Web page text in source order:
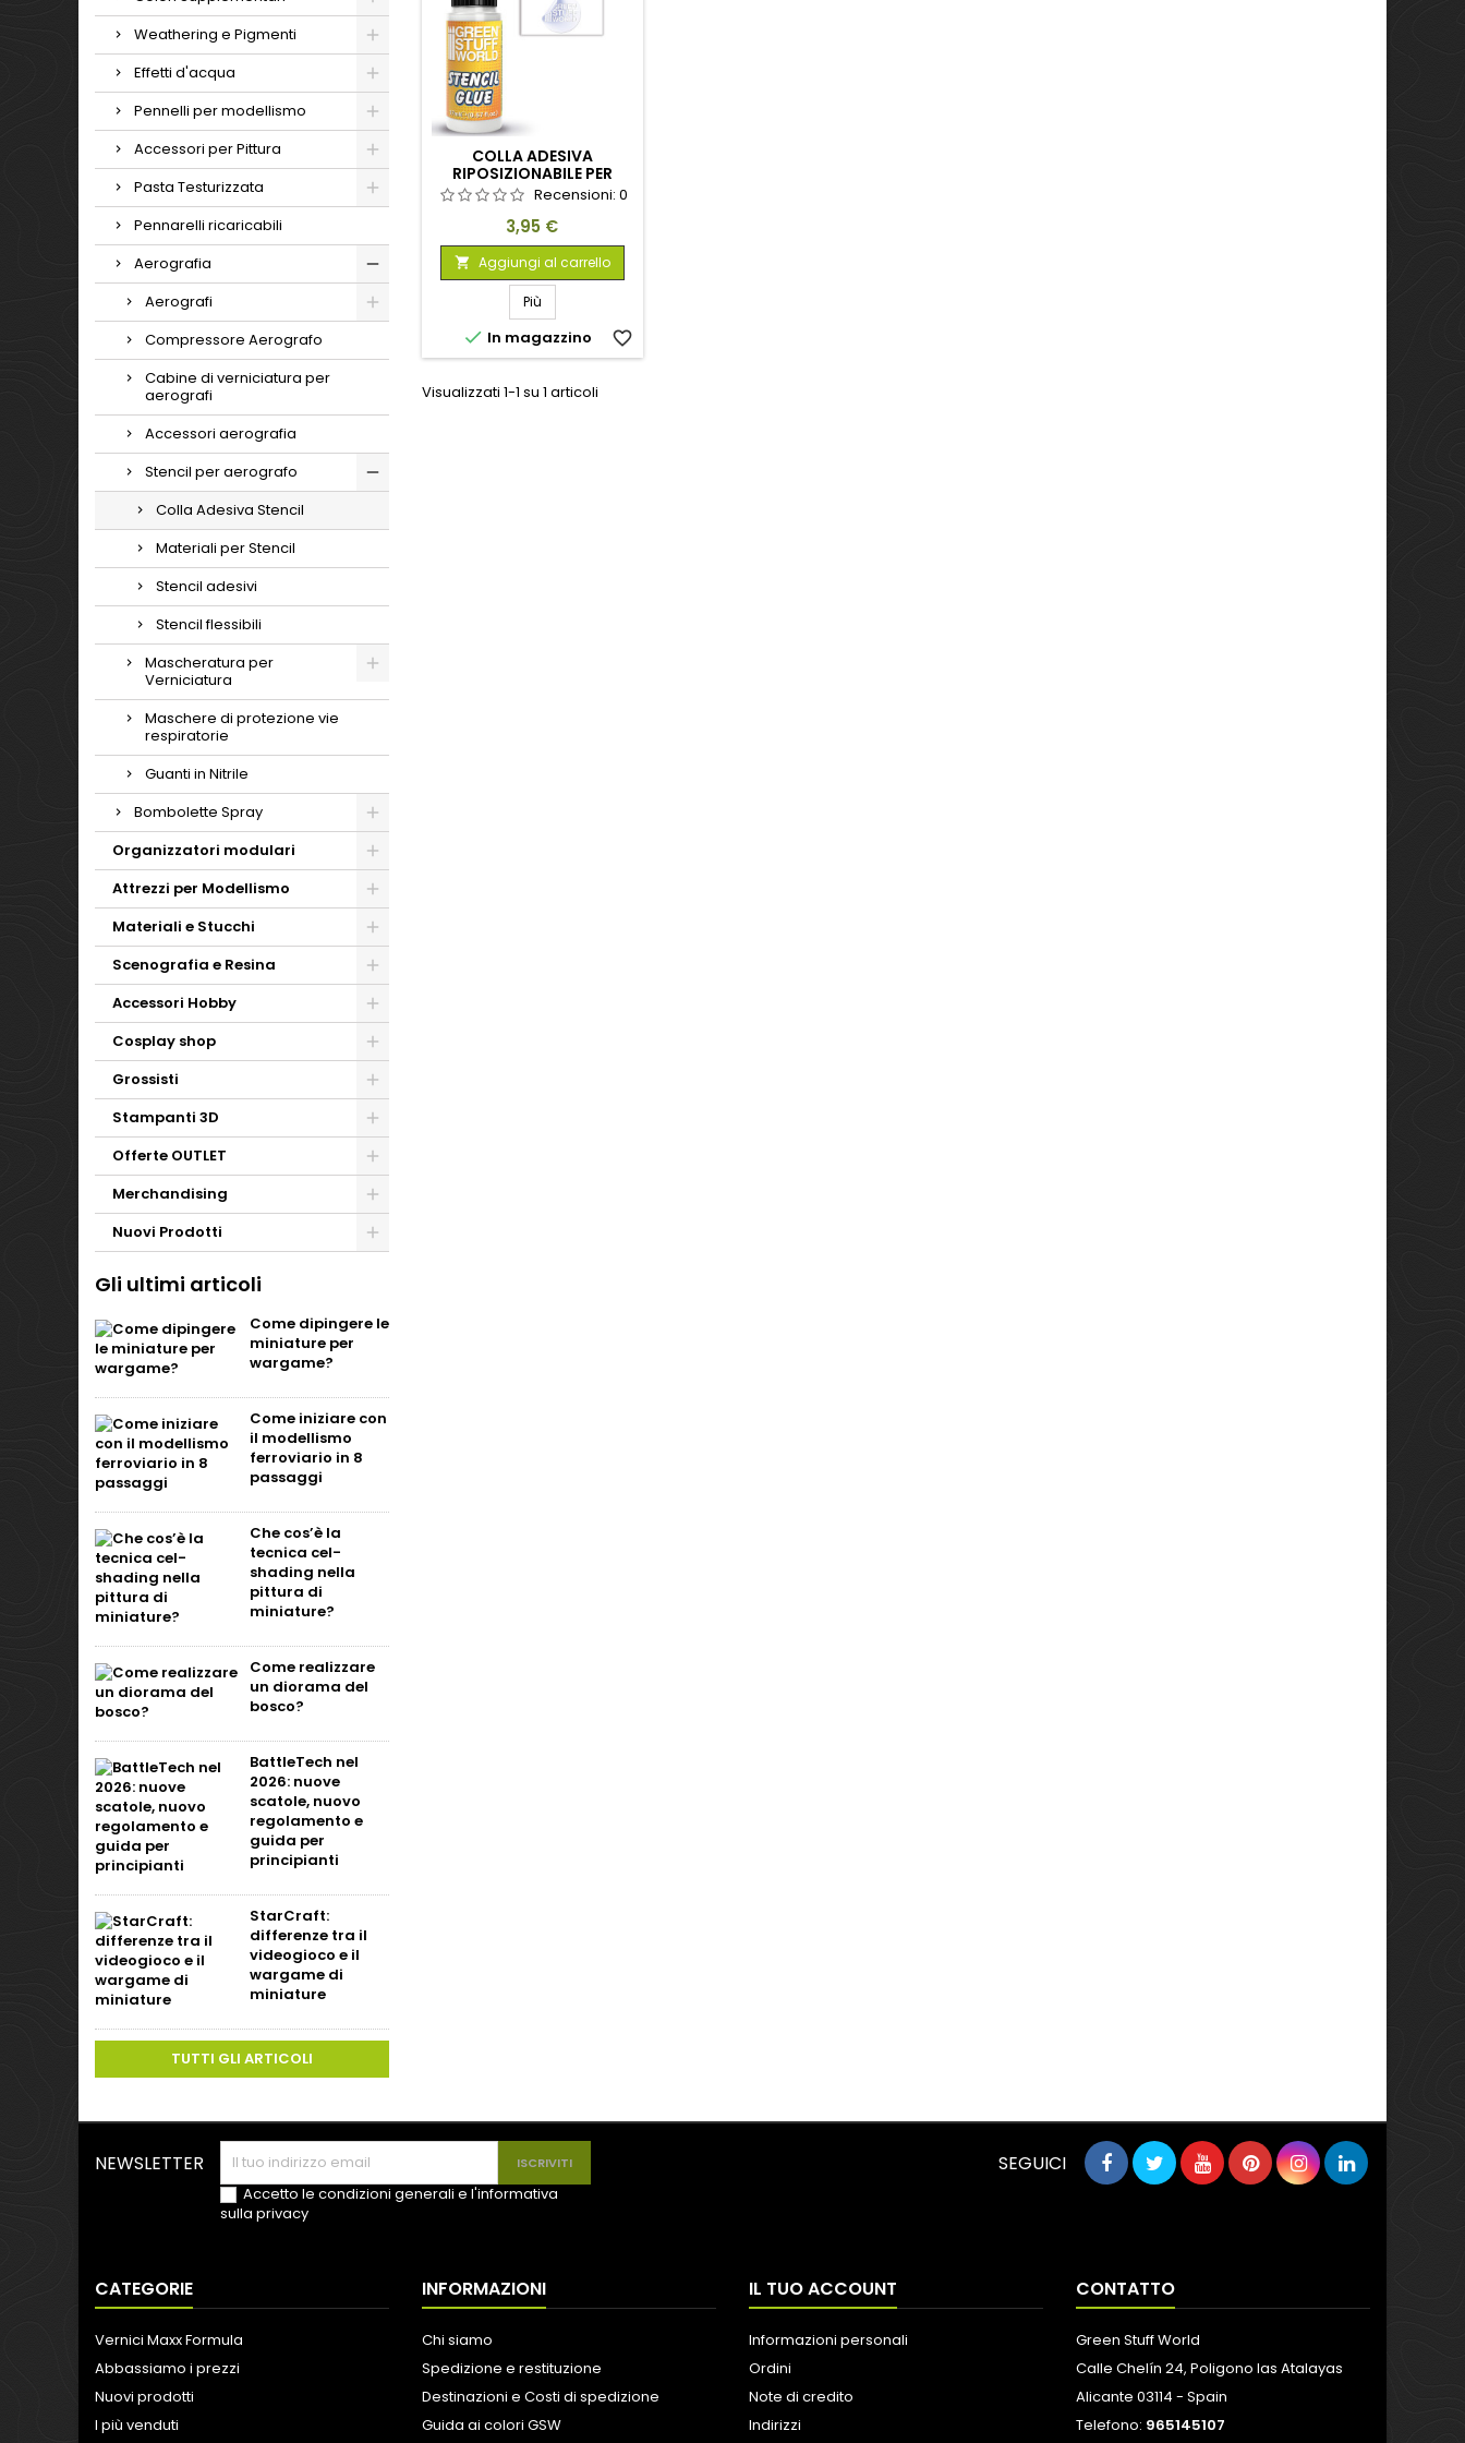
Weathering e Pigmenti
Effetti d'acqua
Pennelli per modellismo
Accessori per Pittura
Pasta Testurizzata
Pennarelli ricaricabili
Aerografia
Aerografi
Compressore Aerografo
Cabine di verniciatura per
aerografi
Accessori aerografia
Stencil per aerografo
Colla Adesiva Stencil
Materiali per Stencil
Stencil adesivi
Stencil flessibili
Mascheratura per
Verniciatura
Maschere di protezione vie
respiratorie
Guanti in Nitrile
Bombolette Spray
Organizzatori modulari
Attrezzi per Modellismo
Materiali e Stucchi
Scenografia e Resina
Accessori Hobby
Cosplay shop
Grossisti
Stampanti 3D
Offerte OUTLET
Merchandising
Nuovi Prodotti
Gli ultimi articoli
Come dipingere le
miniature per
wargame?
Come iniziare con
il modellismo
ferroviario in 8
passaggi
Che cos’è la
tecnica cel-
shading nella
pittura di
miniature?
Come realizzare
un diorama del
bosco?
BattleTech nel
2026: nuove
scatole, nuovo
regolamento e
guida per
principianti
StarCraft:
differenze tra il
videogioco e il
wargame di
miniature
TUTTI GLI ARTICOLI
COLLA ADESIVA
RIPOSIZIONABILE PER
STENCILRecensioni: 0
Prezzo
3,95 €
 Aggiungi al carrello
Più
 In magazzino favorite_border
Visualizzati 1-1 su 1 articoli
NEWSLETTER
Accetto le condizioni generali e l'informativa
sulla privacy
SEGUICI
CATEGORIE
Vernici Maxx Formula
Abbassiamo i prezzi
Nuovi prodotti
I più venduti
INFORMAZIONI
Chi siamo
Spedizione e restituzione
Destinazioni e Costi di spedizione
Guida ai colori GSW
IL TUO ACCOUNT
Informazioni personali
Ordini
Note di credito
Indirizzi
CONTATTO
Green Stuff World
Calle Chelín 24, Poligono las Atalayas
Alicante 03114 - Spain
Telefono: 965145107